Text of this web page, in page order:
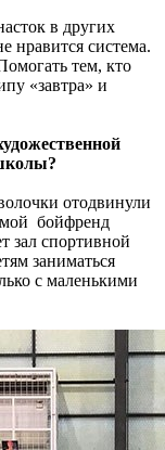
в других
нравится система.
тем, кто
«завтра» и
отодвинули
мой бойфренд
зал спортивной
заниматься
с маленькими